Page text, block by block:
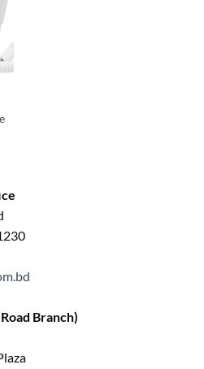
Branch)